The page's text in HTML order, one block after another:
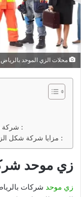
محلات الزي الموحد بالرياض
شركة شكل الزي لعمل زي موحد شركات :
مزايا شركة شكل الزي لعمل زي موحد شركات بالرياض :
زي موحد
زي موحد شركات